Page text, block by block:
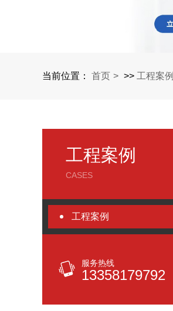
当前位置： 首页 >> 工程案例
工程案例
CASES
工程案例
服务热线
13358179792